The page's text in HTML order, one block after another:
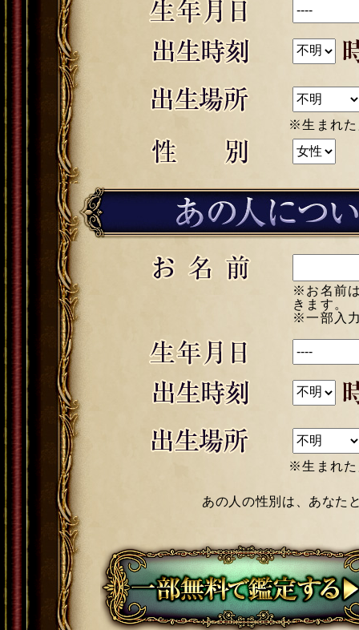
※生まれた所に最も近
※お名前
きます。
※一部入
※生まれた所に最も近
あの人の性別は、あなた